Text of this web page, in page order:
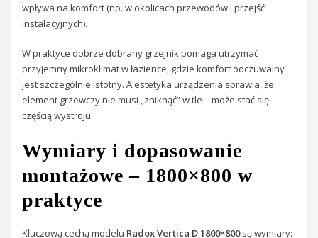
wpływa na komfort (np. w okolicach przewodów i przejść
instalacyjnych).
W praktyce dobrze dobrany grzejnik pomaga utrzymać
przyjemny mikroklimat w łazience, gdzie komfort odczuwalny
jest szczególnie istotny. A estetyka urządzenia sprawia, że
element grzewczy nie musi „zniknąć” w tle – może stać się
częścią wystroju.
Wymiary i dopasowanie
montażowe – 1800×800 w
praktyce
Kluczową cechą modelu Radox Vertica D 1800×800są wymiary: